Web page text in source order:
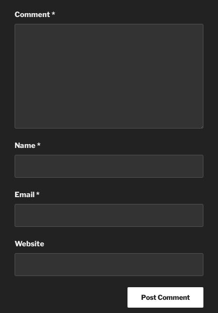
Comment*
Name*
Email*
Website